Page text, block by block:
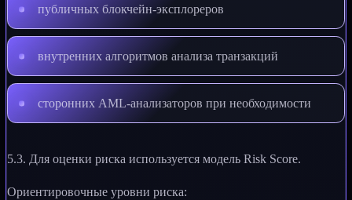
публичных блокчейн-эксплореров
внутренних алгоритмов анализа транзакций
сторонних AML-анализаторов при необходимости
5.3. Для оценки риска используется модель Risk Score.
Ориентировочные уровни риска: